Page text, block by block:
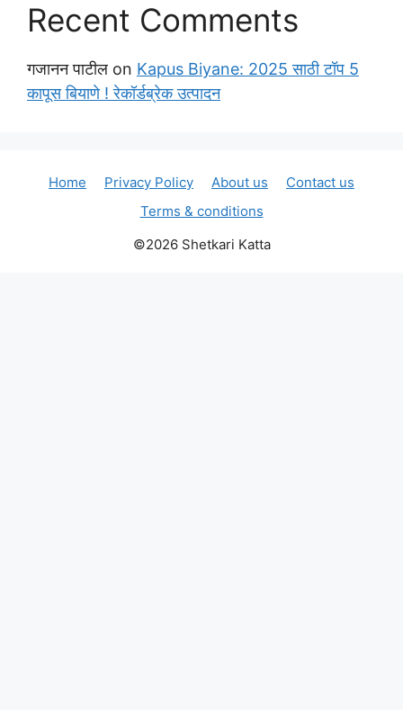
Recent Comments
गजानन पाटील on Kapus Biyane: 2025 साठी टॉप 5
कापूस बियाणे ! रेकॉर्डब्रेक उत्पादन
Home Privacy Policy About us
Contact us
Terms & conditions
©2026 Shetkari Katta